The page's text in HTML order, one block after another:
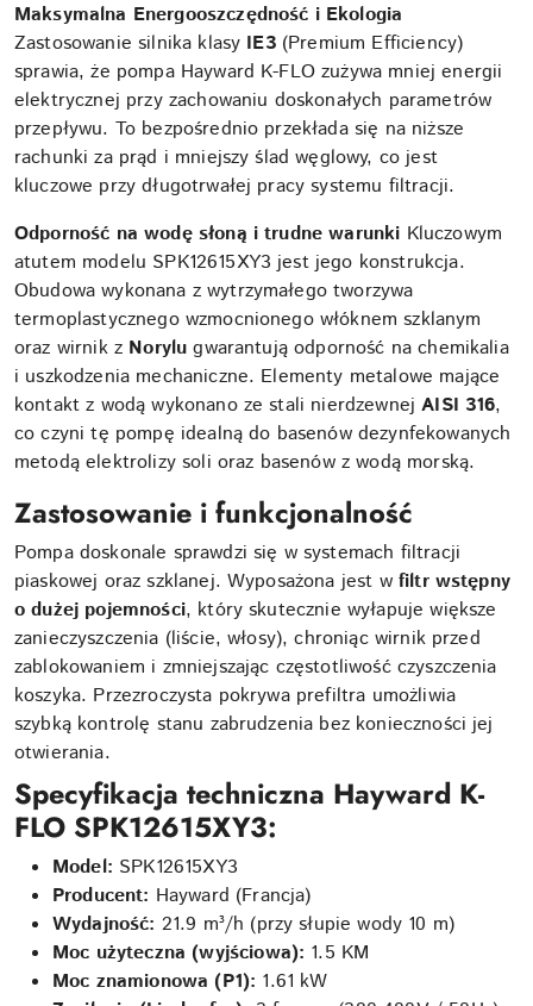
Maksymalna Energooszczędność i Ekologia
Zastosowanie silnika klasy IE3(Premium Efficiency)
sprawia, że pompa Hayward K-FLO zużywa mniej energii
elektrycznej przy zachowaniu doskonałych parametrów
przepływu. To bezpośrednio przekłada się na niższe
rachunki za prąd i mniejszy ślad węglowy, co jest
kluczowe przy długotrwałej pracy systemu filtracji.
Odporność na wodę słoną i trudne warunki Kluczowym
atutem modelu SPK12615XY3 jest jego konstrukcja.
Obudowa wykonana z wytrzymałego tworzywa
termoplastycznego wzmocnionego włóknem szklanym
oraz wirnik z Norylu gwarantują odporność na chemikalia
i uszkodzenia mechaniczne. Elementy metalowe mające
kontakt z wodą wykonano ze stali nierdzewnejAISI 316,
co czyni tę pompę idealną do basenów dezynfekowanych
metodą elektrolizy soli oraz basenów z wodą morską.
Zastosowanie i funkcjonalność
Pompa doskonale sprawdzi się w systemach filtracji
piaskowej oraz szklanej. Wyposażona jest w filtr wstępny
o dużej pojemności, który skutecznie wyłapuje większe
zanieczyszczenia (liście, włosy), chroniąc wirnik przed
zablokowaniem i zmniejszając częstotliwość czyszczenia
koszyka. Przezroczysta pokrywa prefiltra umożliwia
szybką kontrolę stanu zabrudzenia bez konieczności jej
otwierania.
Specyfikacja techniczna Hayward K-
FLO SPK12615XY3:
Model: SPK12615XY3
Producent: Hayward (Francja)
Wydajność: 21.9 m³/h (przy słupie wody 10 m)
Moc użyteczna (wyjściowa): 1.5 KM
Moc znamionowa (P1): 1.61 kW